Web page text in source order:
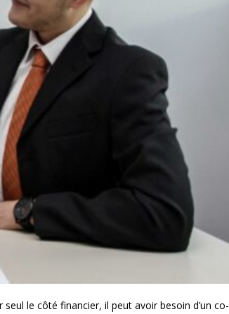
le côté financier, il peut avoir besoin d’un co-